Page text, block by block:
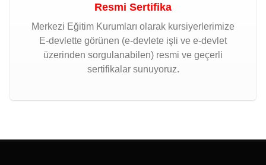
Resmi Sertifika
Merkezi Eğitim Kurumları olarak kursiyerlerimize
E-devlette görünen (e-devlete işli ve e-devlet
üzerinden sorgulanabilen) resmi ve geçerli
sertifikalar sunuyoruz.